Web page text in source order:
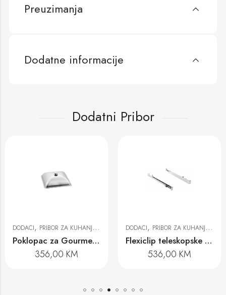
Preuzimanja
Dodatne informacije
Dodatni Pribor
DODACI, PRIBOR ZA KUHANJE, PEČENJE I PRIPREMU NA PARI
Poklopac za Gourmet pekač HBD 60-35
356,00 KM
DODACI, PRIBOR ZA KUHANJE, PEČENJE I PRIPREMU NA PARI
Flexiclip teleskopske vodilice HFC 72
536,00 KM